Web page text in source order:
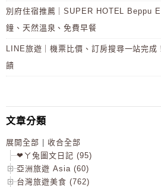
別府住宿推薦｜SUPER HOTEL Beppu
鐘、天然溫泉、免費早餐
LINE旅遊｜機票比價、訂房搜尋一站完
饋
文章分類
展開全部
收合全部
❤ㄚ兔圖文日記 (95)
亞洲旅遊 Asia (60)
台灣旅遊美食 (762)